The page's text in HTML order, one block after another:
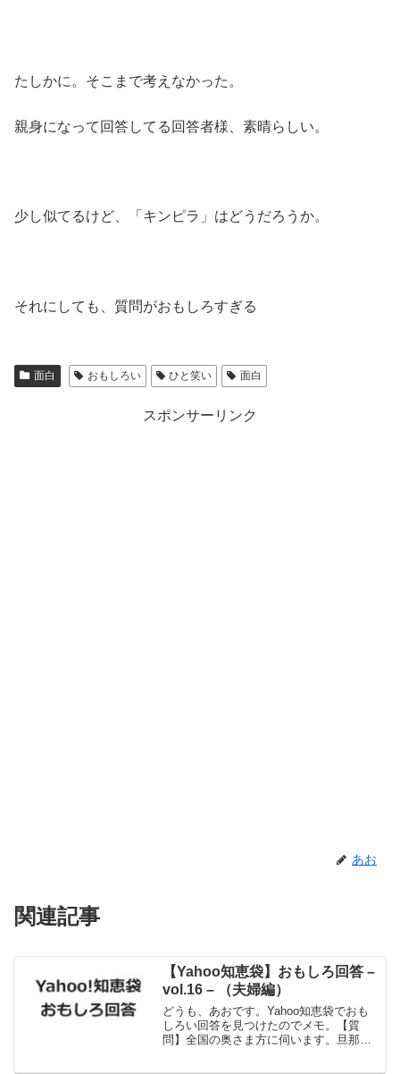
たしかに。そこまで考えなかった。
親身になって回答してる回答者様、素晴らしい。
少し似てるけど、「キンピラ」はどうだろうか。
それにしても、質問がおもしろすぎる
面白 おもしろい ひと笑い 面白
スポンサーリンク
あお
関連記事
【Yahoo知恵袋】おもしろ回答 –
vol.16 – （夫婦編）
どうも、あおです。Yahoo知恵袋でおも
しろい回答を見つけたのでメモ。【質
問】全国の奥さま方に伺います。旦那さ